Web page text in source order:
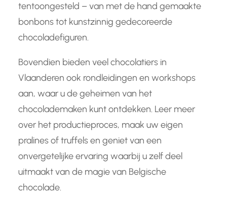
tentoongesteld – van met de hand gemaakte
bonbons tot kunstzinnig gedecoreerde
chocoladefiguren.
Bovendien bieden veel chocolatiers in
Vlaanderen ook rondleidingen en workshops
aan, waar u de geheimen van het
chocolademaken kunt ontdekken. Leer meer
over het productieproces, maak uw eigen
pralines of truffels en geniet van een
onvergetelijke ervaring waarbij u zelf deel
uitmaakt van de magie van Belgische
chocolade.